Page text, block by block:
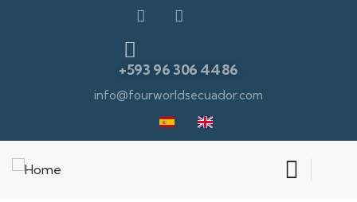
+593 96 306 4486
info@fourworldsecuador.com